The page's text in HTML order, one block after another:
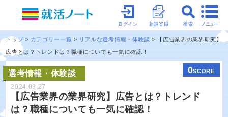
メニュー
検索
新規登録
ログイン
トップ カテゴリー一覧 リアルな選考情報・体験談
【広告業界の業界研究】
広告とは？トレンドは？職種についても一気に確認！
選考情報・体験談 0SCORE
2024.03.27
【広告業界の業界研究】広告とは？トレンド
は？職種についても一気に確認！